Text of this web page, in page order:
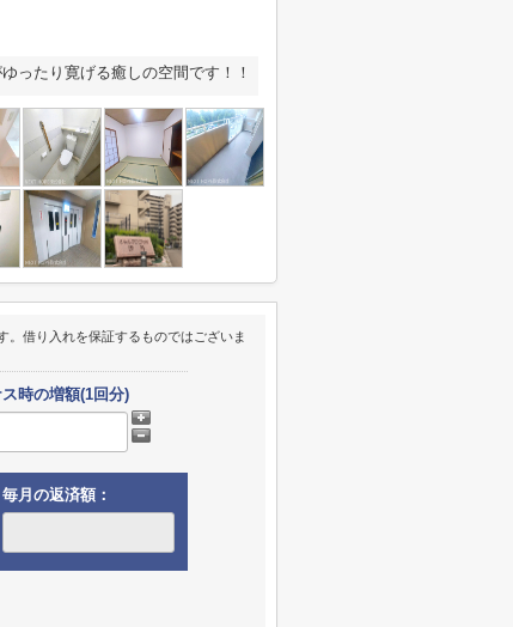
ったり寛げる癒しの空間です！！
。借り入れを保証するものではございま
時の増額(1回分)
毎月の返済額：